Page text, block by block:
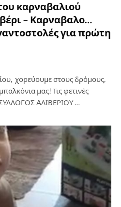
καρναβαλιού
– Καρναβαλο…
για πρώτη
χορεύουμε στους δρόμους,
μας! Τις φετινές
AΛΙΒΕΡΙΟΥ …